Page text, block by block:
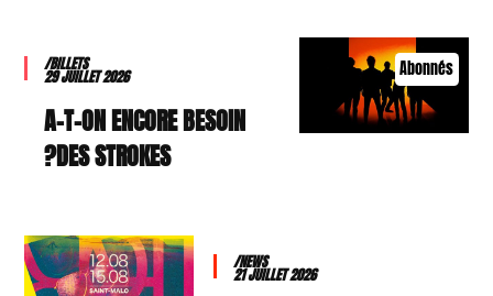
Abonnés
/BILLETS
29 JUILLET 2026
A-T-ON ENCORE BESOIN
DES STROKES?
/NEWS
21 JUILLET 2026